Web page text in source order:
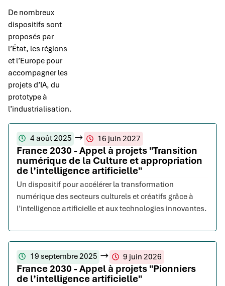
De nombreux
dispositifs sont
proposés par
l’État, les régions
et l’Europe pour
accompagner les
projets d’IA, du
prototype à
l’industrialisation.
4 août 2025 16 juin 2027
France 2030 - Appel à projets "Transition
numérique de la Culture et appropriation
de l’intelligence artificielle"
Un dispositif pour accélérer la transformation
numérique des secteurs culturels et créatifs grâce à
l’intelligence artificielle et aux technologies innovantes.
19 septembre 2025 9 juin 2026
France 2030 - Appel à projets "Pionniers
de l’intelligence artificielle"